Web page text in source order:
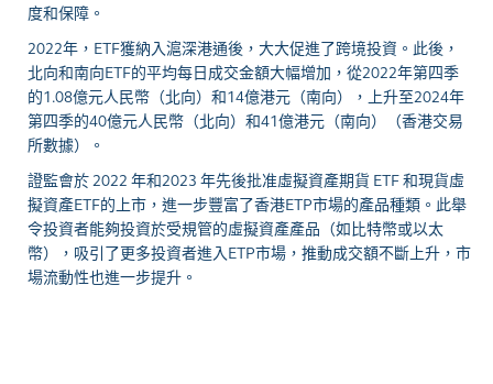
度和保障。
2022年，ETF獲納入滬深港通後，大大促進了跨境投資。此後，
北向和南向ETF的平均每日成交金額大幅增加，從2022年第四季
的1.08億元人民幣（北向）和14億港元（南向），上升至2024年
第四季的40億元人民幣（北向）和41億港元（南向）（香港交易
所數據）。
證監會於 2022 年和2023 年先後批准虛擬資產期貨 ETF 和現貨虛
擬資產ETF的上市，進一步豐富了香港ETP市場的產品種類。此舉
令投資者能夠投資於受規管的虛擬資產產品（如比特幣或以太
幣），吸引了更多投資者進入ETP市場，推動成交額不斷上升，市
場流動性也進一步提升。